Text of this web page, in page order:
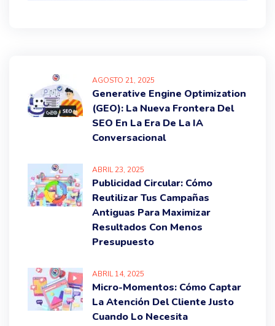
AGOSTO 21, 2025
Generative Engine Optimization
(GEO): La Nueva Frontera Del
SEO En La Era De La IA
Conversacional
ABRIL23, 2025
Publicidad Circular: Cómo
Reutilizar Tus Campañas
Antiguas Para Maximizar
Resultados Con Menos
Presupuesto
ABRIL14, 2025
Micro-Momentos: Cómo Captar
La Atención Del Cliente Justo
Cuando Lo Necesita